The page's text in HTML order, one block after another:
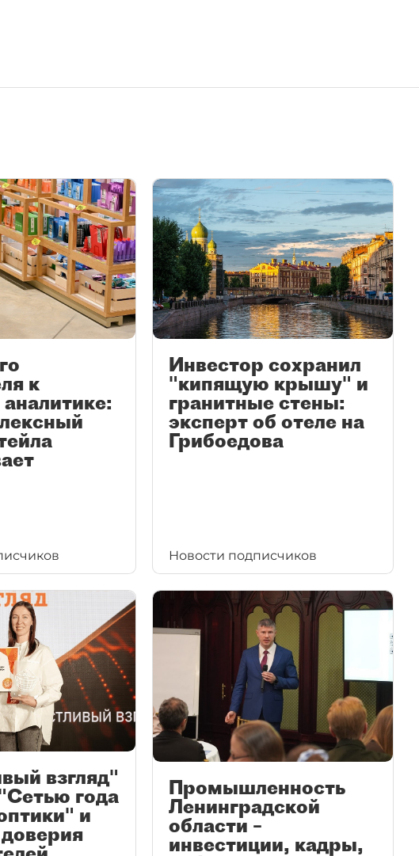
к
Инвестор сохранил
"кипящую крышу" и
гранитные стены:
эксперт об отеле на
Грибоедова
Новости подписчиков
взгляд"
года
и
Промышленность
Ленинградской
области –
инвестиции, кадры,